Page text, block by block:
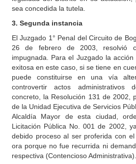
sea concedida la tutela.
3. Segunda instancia
El Juzgado 1° Penal del Circuito de
26 de febrero de 2003, resolvió
impugnada. Para el Juzgado la
exitosa en este caso, si se tiene en
puede constituirse en una vía
controvertir actos
concreto, la Resolución 131 de 2002,
de la Unidad Ejecutiva de Servicios
Alcaldía Mayor de esta ciudad,
Licitación Pública No. 001 de 2002,
debido proceso al ser proferida con el
ora porque no fue recurrida ni
respectiva (Contencioso Administrativa).